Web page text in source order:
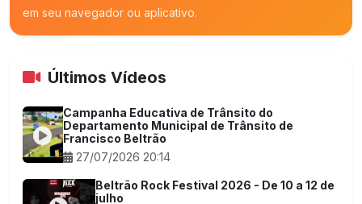
em seu navegador ou aplicativo.
Últimos Vídeos
Campanha Educativa de Trânsito do
Departamento Municipal de Trânsito de
Francisco Beltrão
27/07/2026 20:14
Beltrão Rock Festival 2026 - De 10 a 12 de
julho